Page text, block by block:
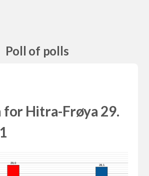
Poll of polls
Hitra-Frøya 29.
29,0
28,1